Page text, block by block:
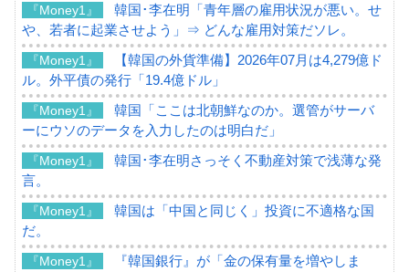
『Money1』
韓国･李在明「青年層の雇用状況が悪い。せ
や、若者に起業させよう」⇒ どんな雇用対策だソレ。
『Money1』
【韓国の外貨準備】2026年07月は4,279億ド
ル。外平債の発行「19.4億ドル」
『Money1』
韓国「ここは北朝鮮なのか。選管がサーバ
ーにウソのデータを入力したのは明白だ」
『Money1』
韓国･李在明さっそく不動産対策で浅薄な発
言。
『Money1』
韓国は「中国と同じく」投資に不適格な国
だ。
『Money1』
『韓国銀行』が「金の保有量を増やしま